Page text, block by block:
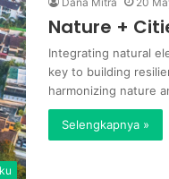
Nature +
Integrating natural
key to building
harmonizing nature
Selengkapnya »
Republik
Indonesia
periode
2019-
2024,
Bapak
KH.
6
Wakil